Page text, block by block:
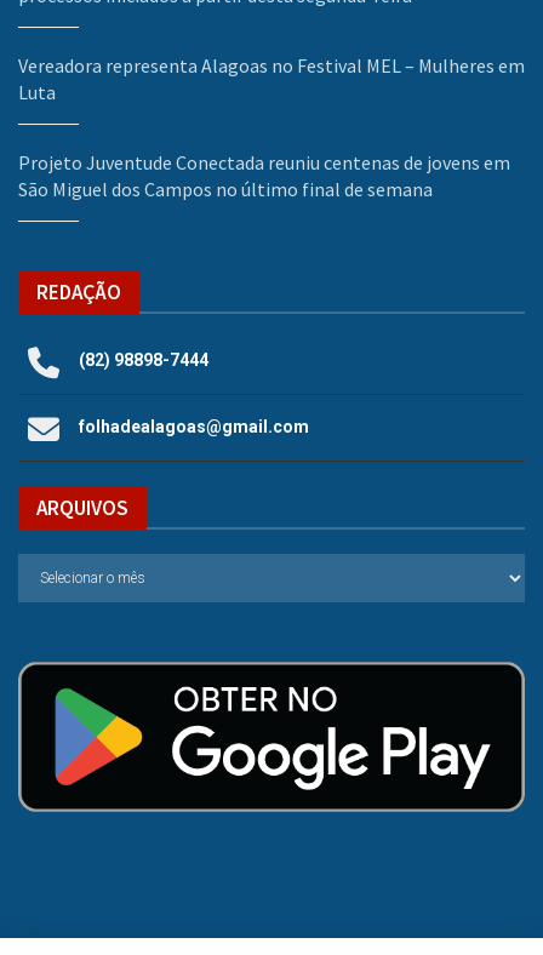
Vereadora representa Alagoas no Festival MEL – Mulheres em
Luta
Projeto Juventude Conectada reuniu centenas de jovens em
São Miguel dos Campos no último final de semana
REDAÇÃO
(82) 98898-7444
folhadealagoas@gmail.com
ARQUIVOS